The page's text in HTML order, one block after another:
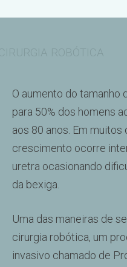
O aumento do tamanho
para 50% dos homens
aos 80 anos. Em muitos
crescimento ocorre
uretra ocasionando
da bexiga.
Uma das maneiras de
cirurgia robótica, um
invasivo chamado de